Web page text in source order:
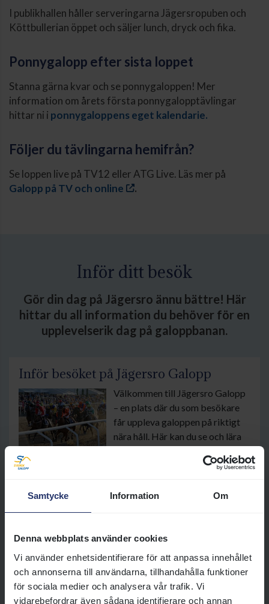
Samtycke Information Om
Denna webbplats använder cookies
Vi använder enhetsidentifierare för att anpassa innehållet
och annonserna till användarna, tillhandahålla funktioner
för sociala medier och analysera vår trafik. Vi
vidarebefordrar även sådana identifierare och annan
I publikhallen håller serveringarna Jägersropuben och
Köttbullerian öppet och säljer lunch, dryck och fika.
Ponnygalopp efter sista loppet
Stanna gärna kvar och se ponnygaloppen! Mer
information om årets första ponnygalopptävlingar
hittar ni i ponnygaloppens eget kalendarie.
Följer du tävlingarna hemifrån?
Se loppen live på TV12 eller ATG Live. Läs mer på
Galopp på TV och online
.
Inför ditt besök
Gör din dag på Jägersro ännu bättre! Här
hittar du all information du behöver för en
upplevelserik dag på galoppbanan.
Inför besöket på Jägersro Galopp
Välkommen till Jägersro Galopp
– en plats där du som besökare
får uppleva galoppen på riktigt
nära håll. Här kan du se och lära
galoppsporten tillsammans med
Oavsett om du besöker oss för
att du ska få en härlig dag hos
oss. Här har vi samlat praktisk
information som kan vara bra att
veta inför ditt besök.